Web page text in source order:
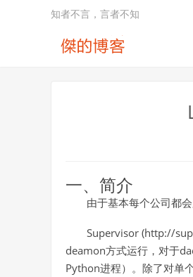
知者不言，言者不知
一、简介
由于基本每个公司都
Supervisor (http://
deamon方式运行，对于
Python进程）。除了对单